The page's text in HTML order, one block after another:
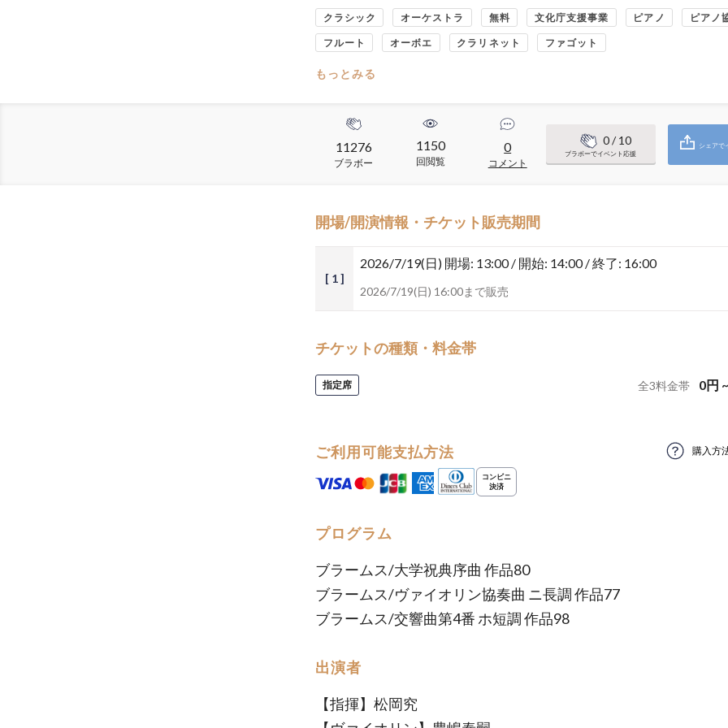
クラシック オーケストラ 無料 文化庁支援事業 ピアノ ピアノ
フルート オーボエ クラリネット ファゴット
もっとみる
11276
ブラボー
1150
回閲覧
0
コメント
0/ 10
ブラボーでイベント応援
シェアで
開場/開演情報・チケット販売期間
[ 1 ]
2026/7/19(日) 開場: 13:00 / 開始: 14:00 / 終了: 16:00
2026/7/19(日) 16:00まで販売
チケットの種類・料金帯
指定席 全3料金帯 0円 ~
ご利用可能支払方法 購入方
プログラム
ブラームス/大学祝典序曲 作品80
ブラームス/ヴァイオリン協奏曲 ニ長調 作品77
ブラームス/交響曲第4番 ホ短調 作品98
出演者
【指揮】松岡究